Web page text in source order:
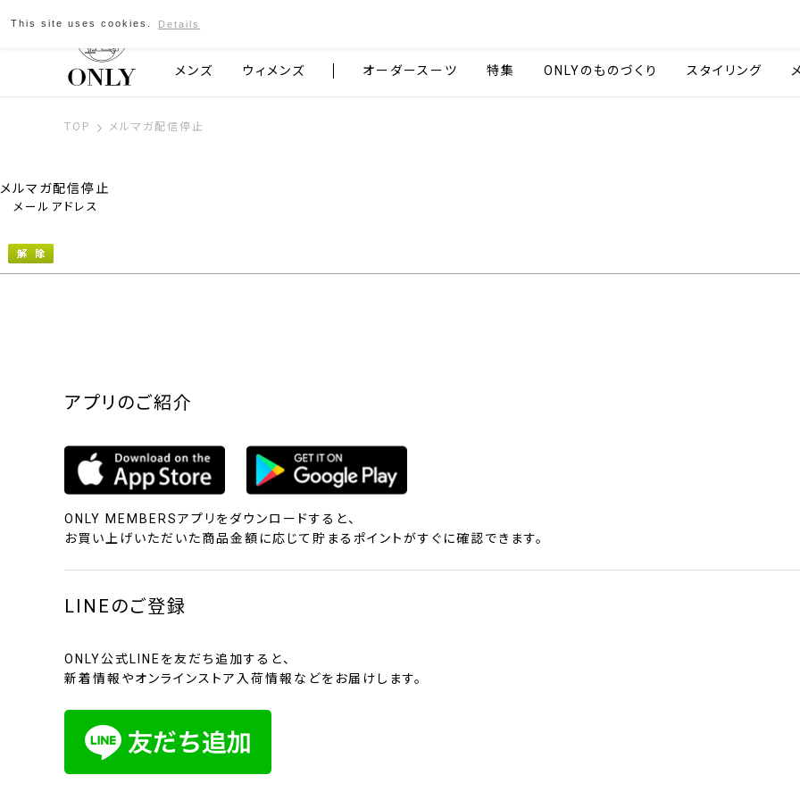
京都発のスーツブランド ONLY
メンズ ウィメンズ オーダースーツ 特集 ONLYのものづくり スタイリング
TOP メルマガ配信停止
メルマガ配信停止
メールアドレス
アプリのご紹介
ONLY MEMBERSアプリをダウンロードすると、
お買い上げいただいた商品金額に応じて貯まるポイントがすぐに確認できます。
LINEのご登録
ONLY公式LINEを友だち追加すると、
新着情報やオンラインストア入荷情報などをお届けします。
This site uses cookies. Details